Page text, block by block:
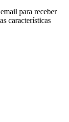
para receber
características